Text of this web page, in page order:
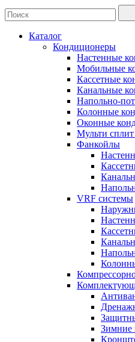
Каталог
Кондиционеры
Настенные
Мобильные
Кассетные
Канальные
Напольно-
Колонные
Оконные
Мульти
Фанкойлы
VRF системы
Зимние